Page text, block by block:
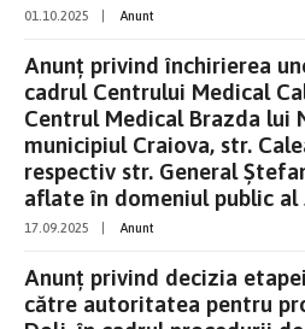
01.10.2025 Anunt
Anunț privind închirierea
cadrul Centrului Medical
Centrul Medical Brazda lui
municipiul Craiova, str.
respectiv str. General
aflate în domeniul public
17.09.2025 Anunt
Anunț privind decizia
către autoritatea pentru